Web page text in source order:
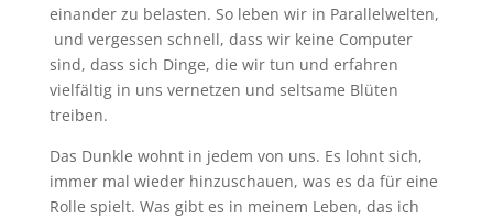
einander zu belasten. So leben wir in Parallelwelten,
und vergessen schnell, dass wir keine Computer
sind, dass sich Dinge, die wir tun und erfahren
vielfältig in uns vernetzen und seltsame Blüten
treiben.
Das Dunkle wohnt in jedem von uns. Es lohnt sich,
immer mal wieder hinzuschauen, was es da für eine
Rolle spielt. Was gibt es in meinem Leben, das ich